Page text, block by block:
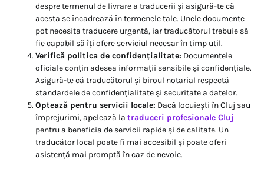
despre termenul de livrare a traducerii și asigură-te că
acesta se încadrează în termenele tale. Unele documente
pot necesita traducere urgentă, iar traducătorul trebuie să
fie capabil să îți ofere serviciul necesar în timp util.
Verifică politica de confidențialitate: Documentele
oficiale conțin adesea informații sensibile și confidențiale.
Asigură-te că traducătorul și biroul notarial respectă
standardele de confidențialitate și securitate a datelor.
Optează pentru servicii locale: Dacă locuiești în Cluj sau
împrejurimi, apelează la traduceri profesionale Cluj
pentru a beneficia de servicii rapide și de calitate. Un
traducător local poate fi mai accesibil și poate oferi
asistență mai promptă în caz de nevoie.